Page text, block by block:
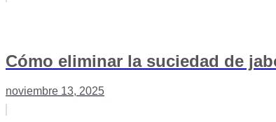
Cómo eliminar la suciedad de
noviembre 13, 2025